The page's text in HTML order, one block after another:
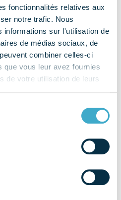
fonctionnalités relatives aux
notre trafic. Nous
informations sur l'utilisation de
de médias sociaux, de
combiner celles-ci
que vous leur avez fournies
de votre utilisation de leurs
santé publique, la santé